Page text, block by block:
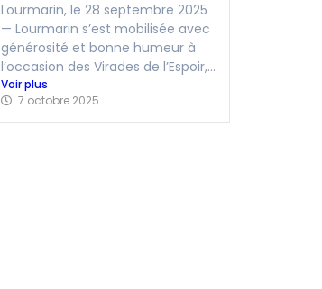
Lourmarin, le 28 septembre 2025
— Lourmarin s’est mobilisée avec
générosité et bonne humeur à
l’occasion des Virades de l’Espoir,...
Voir plus
7 octobre 2025